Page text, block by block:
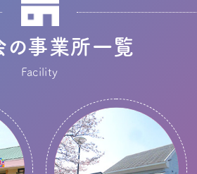
の事業所一覧
Facility